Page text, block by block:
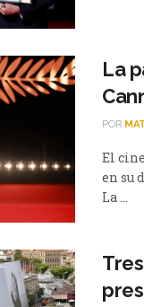
La
POR
El
en su
La ...